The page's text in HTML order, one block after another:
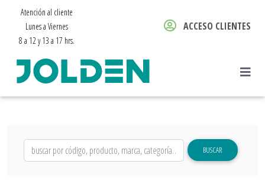
Atención al cliente
Lunes a Viernes
8 a 12 y 13 a 17 hrs.
ACCESO CLIENTES
BUSCAR